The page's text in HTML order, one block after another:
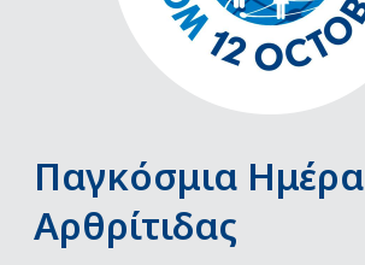
Παγκόσμια Ημέρα
Αρθρίτιδας